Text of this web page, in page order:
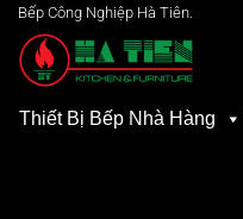
Bỏ
qua
nội
dung
Bếp Công Nghiệp Hà Tiên.
Thiết Bị Bếp Nhà Hàng